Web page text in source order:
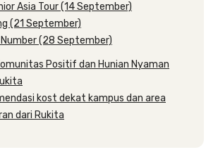
Asia Tour (14 September)
(21 September)
(28 September)
Positif dan Hunian Nyaman
kost dekat kampus dan area
dari Rukita